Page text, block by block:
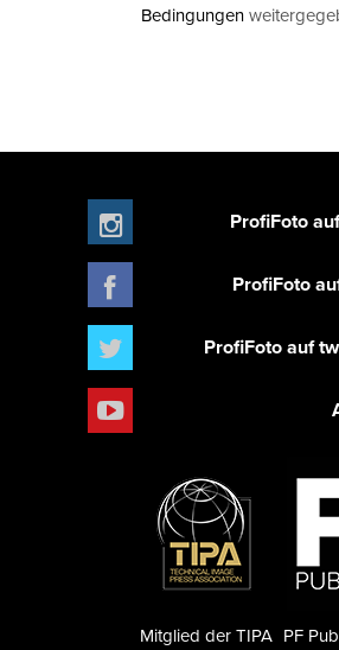
Bedingungen
ProfiFoto
ProfiFoto
ProfiFoto auf
PF
Mitglied der TIPA